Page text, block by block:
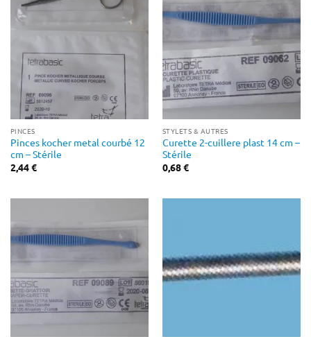
PINCES
Pinces kocher metal courbé 12
cm – Stérile
2,44€
STYLETS & AUTRES
Curette 2-cuillere plast 14 cm –
Stérile
0,68€